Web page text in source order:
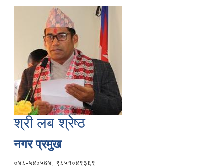
श्री लब श्रेष्ठ
नगर प्रमुख
०४८-५४०५७४, ९८५१०४९३६९